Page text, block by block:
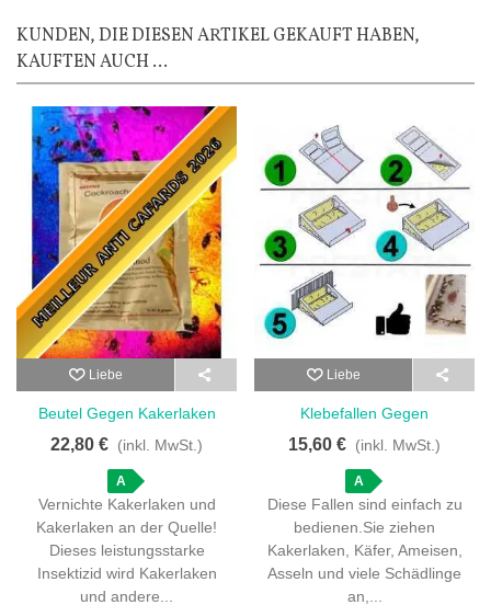
KUNDEN, DIE DIESEN ARTIKEL GEKAUFT HABEN,
KAUFTEN AUCH ...
Liebe
Beutel Gegen Kakerlaken
Schnellwirkung - 10 Beutel
22,80 € (inkl. MwSt.)
A
Vernichte Kakerlaken und
Kakerlaken an der Quelle!
Dieses leistungsstarke
Insektizid wird Kakerlaken
und andere...
Liebe
Klebefallen Gegen
Kakerlaken Ungiftig - 24
Stück
15,60 € (inkl. MwSt.)
A
Diese Fallen sind einfach zu
bedienen.Sie ziehen
Kakerlaken, Käfer, Ameisen,
Asseln und viele Schädlinge
an,...